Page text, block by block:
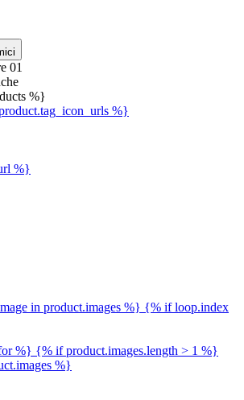
01
%}
%}
%}
in product.images %} {% if loop.index
%} {% if product.images.length > 1 %}
%}